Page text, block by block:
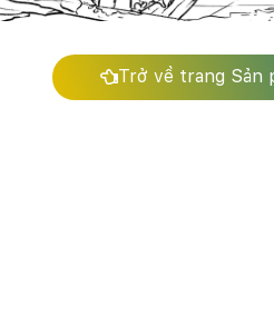
Trở về trang Sản